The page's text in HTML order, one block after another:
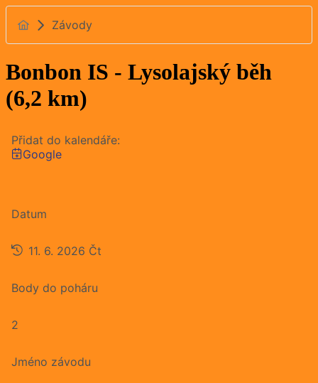
Závody
Bonbon IS - Lysolajský běh
(6,2 km)
Přidat do kalendáře:
Google
Datum
11. 6. 2026 Čt
Body do poháru
2
Jméno závodu